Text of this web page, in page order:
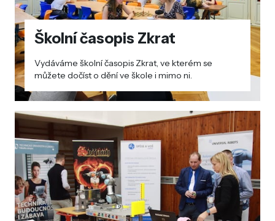
Školní časopis Zkrat
Vydáváme školní časopis Zkrat, ve kterém se
můžete dočíst o dění ve škole i mimo ni.